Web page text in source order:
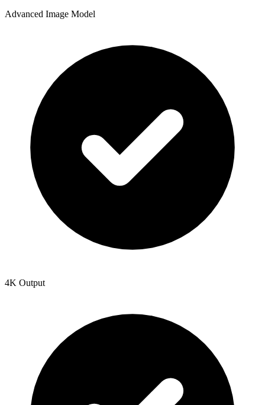
Advanced Image Model
4K Output